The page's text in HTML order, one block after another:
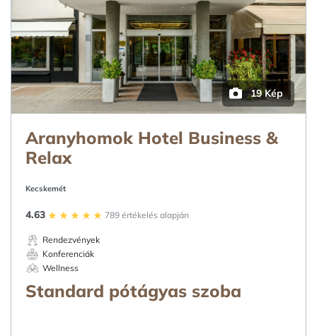
19 Kép
Aranyhomok Hotel Business &
Relax
Kecskemét
4.63 789 értékelés alapján
Rendezvények
Konferenciák
Wellness
Standard pótágyas szoba